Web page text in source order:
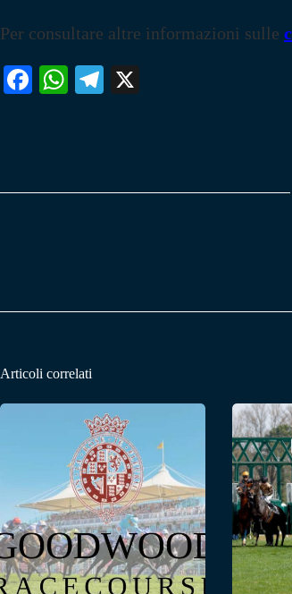
Per consultare altre informazioni sulle
Fa W
pp
Te
m
Articoli correlati